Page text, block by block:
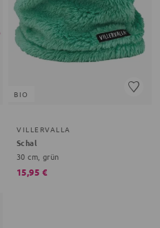
BIO
VILLERVALLA
Schal
30 cm, grün
15,95 €